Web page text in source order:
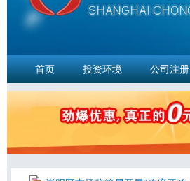
首页 投资环境 公司注册